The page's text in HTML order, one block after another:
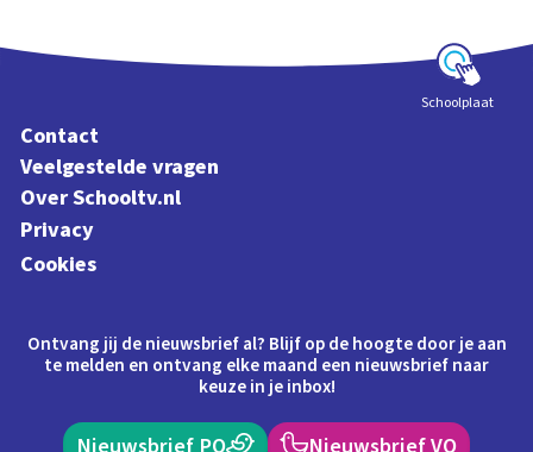
Schoolplaat
Contact
Veelgestelde vragen
Over Schooltv.nl
Privacy
Cookies
Ontvang jij de nieuwsbrief al? Blijf op de hoogte door je aan
te melden en ontvang elke maand een nieuwsbrief naar
keuze in je inbox!